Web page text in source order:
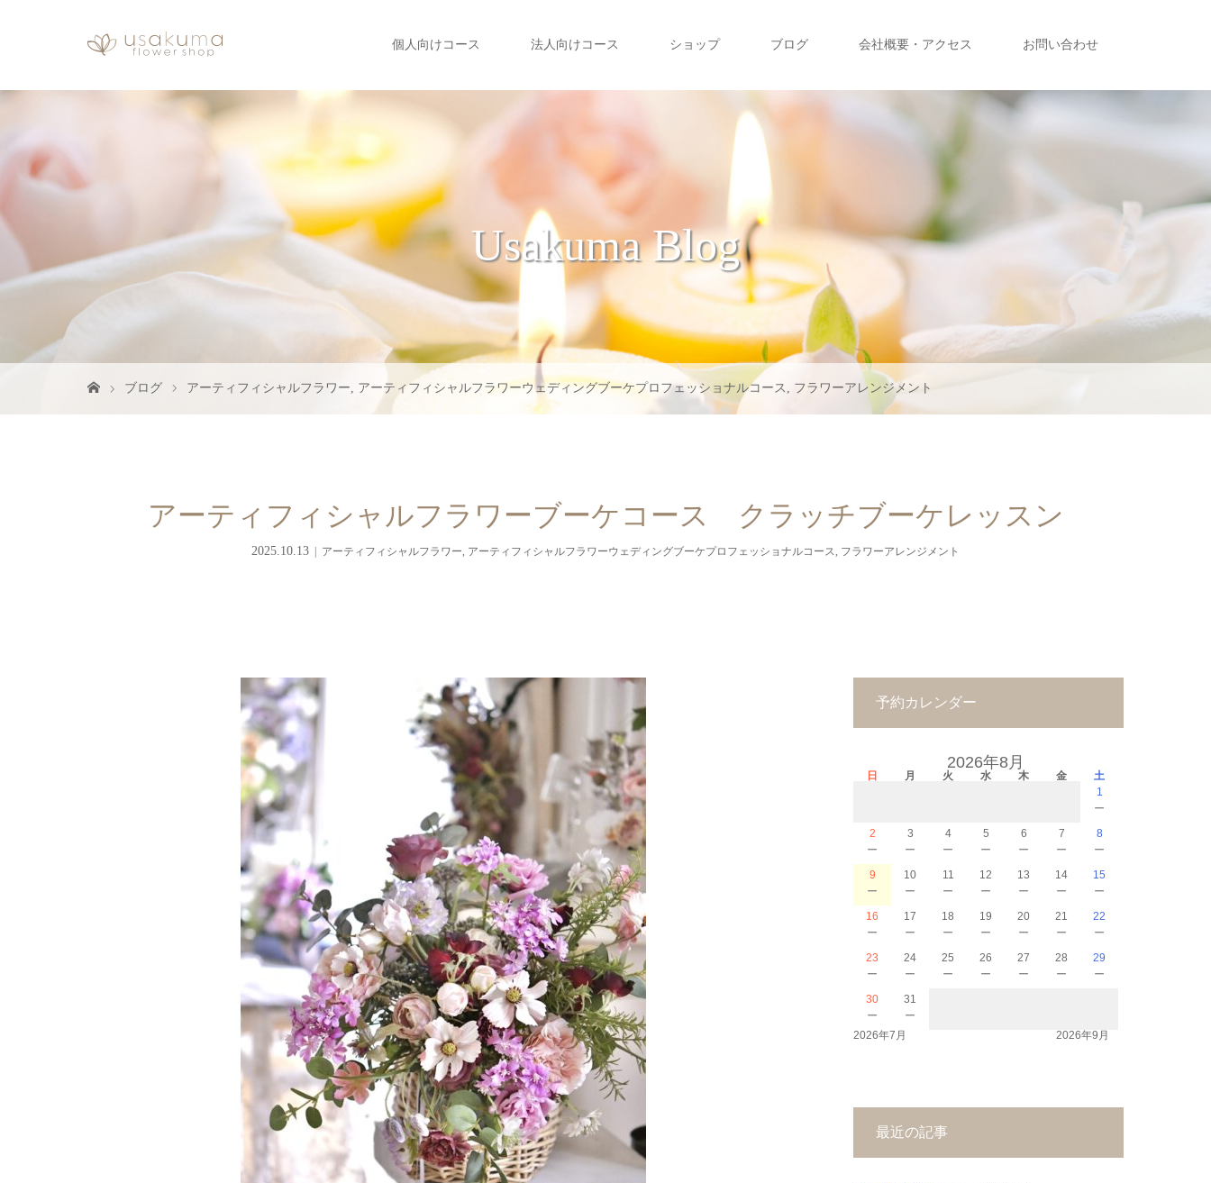
個人向けコース 法人向けコース ショップ ブログ 会社概要・アクセス お問い合わせ
Usakuma Blog
ブログ アーティフィシャルフラワー, アーティフィシャルフラワーウェディングブーケプロフェッショナルコース , フラワーアレンジメント
アーティフィシャルフラワーブーケコース クラッチブーケレッスン
2025.10.13 アーティフィシャルフラワー アーティフィシャルフラワーウェディングブーケプロフェッショナルコース フラワーアレンジメント
予約カレンダー
2026年8月
日 月 火 水 木 金
土
1
－
2
－
3
－
4
－
5
－
6
－
7
－
8
－
9
－
10
－
11
－
12
－
13
－
14
－
15
－
16
－
17
－
18
－
19
－
20
－
21
－
22
－
23
－
24
－
25
－
26
－
27
－
28
－
29
－
30
－
31
－
2026年7月 2026年9月
最近の記事